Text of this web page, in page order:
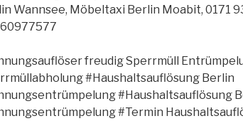
Wannsee, Möbeltaxi Berlin Moabit, 0171
freudig Sperrmüll
#Haushaltsauflösung Berlin
#Haushaltsauflösung
#Termin